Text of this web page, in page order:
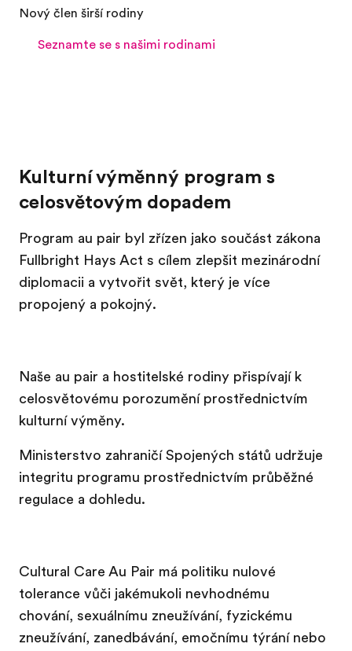
Nový člen širší rodiny
Seznamte se s našimi rodinami
Kulturní výměnný program s
celosvětovým dopadem
Program au pair byl zřízen jako součást zákona
Fullbright Hays Act s cílem zlepšit mezinárodní
diplomacii a vytvořit svět, který je více
propojený a pokojný.
Naše au pair a hostitelské rodiny přispívají k
celosvětovému porozumění prostřednictvím
kulturní výměny.
Ministerstvo zahraničí Spojených států udržuje
integritu programu prostřednictvím průběžné
regulace a dohledu.
Cultural Care Au Pair má politiku nulové
tolerance vůči jakémukoli nevhodnému
chování, sexuálnímu zneužívání, fyzickému
zneužívání, zanedbávání, emočnímu týrání nebo